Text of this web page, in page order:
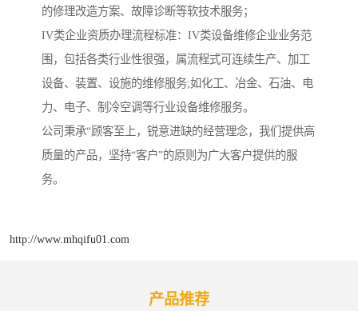
的修理改造方案、故障诊断等软技术服务；
IV类企业资质办理流程标准：IV类设备维修企业业务范
围，包括各类行业性很强，属流程式可连续生产、加工
设备、装置、设施的维修服务;如化工、冶金、石油、电
力、电子、制冷空调等行业设备维修服务。
公司秉承“顾客至上，锐意进缺的经营理念，我们提供高
质量的产品，坚持“客户”的原则为广大客户提供的服
务。
http://www.mhqifu01.com
产品推荐